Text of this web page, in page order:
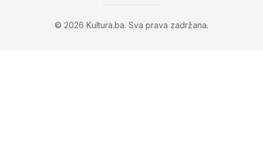
© 2026 Kultura.ba. Sva prava zadržana.